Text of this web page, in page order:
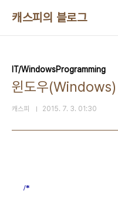
캐스피의 블로그
IT/WindowsProgramming
윈도우(Windows)
캐스피 2015. 7. 3. 01:30
/*